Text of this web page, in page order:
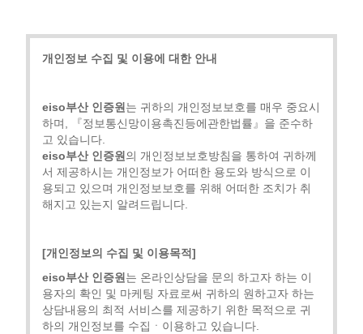
개인정보 수집 및 이용에 대한 안내
eiso부산 인증원 는 귀하의 개인정보보호를 매우 중요시
하며, 『정보통신망이용촉진등에관한법률』을 준수하
고 있습니다.
eiso부산 인증원 의 개인정보보호방침을 통하여 귀하께
서 제공하시는 개인정보가 어떠한 용도와 방식으로 이
용되고 있으며 개인정보보호를 위해 어떠한 조치가 취
해지고 있는지 알려드립니다.
[개인정보의 수집 및 이용목적]
eiso부산 인증원 는 온라인상담을 문의 하고자 하는 이
용자의 확인 및 마케팅 자료로써 귀하의 원하고자 하는
상담내용의 최적 서비스를 제공하기 위한 목적으로 귀
하의 개인정보를 수집ㆍ이용하고 있습니다.